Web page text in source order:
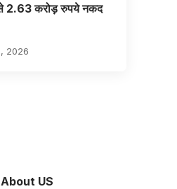
2.63 करोड़ रुपये नकद
2026
About US